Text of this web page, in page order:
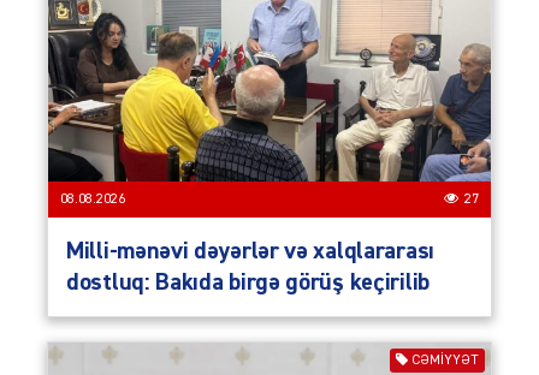
08.08.2026 27
Milli-mənəvi dəyərlər və xalqlararası
dostluq: Bakıda birgə görüş keçirilib
CƏMIYYƏT